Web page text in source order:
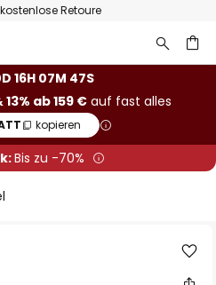
Retoure
16H 07M 46S
13% ab 159 €auf fast alles
kopieren
Bis zu -70%